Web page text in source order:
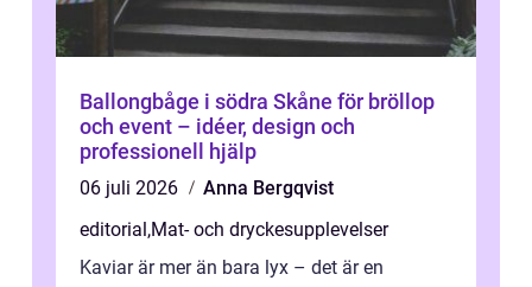
Ballongbåge i södra Skåne för bröllop
och event – idéer, design och
professionell hjälp
06 juli 2026
Anna Bergqvist
editorial,Mat- och dryckesupplevelser
Kaviar är mer än bara lyx – det är en